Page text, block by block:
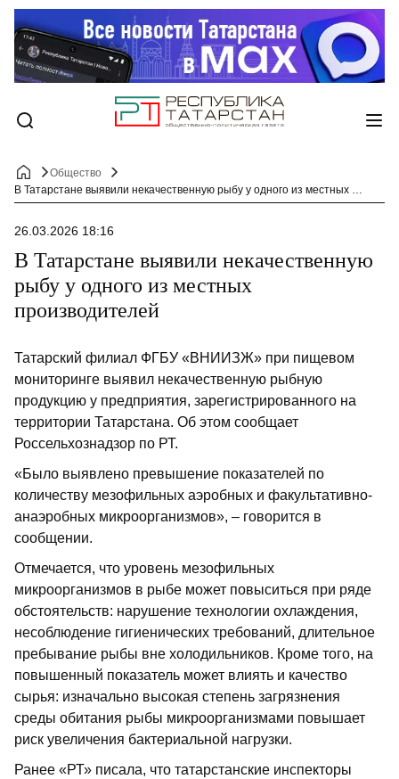
Общество
В Татарстане выявили некачественную рыбу у одного из местных производителей
26.03.2026 18:16
В Татарстане выявили некачественную
рыбу у одного из местных
производителей
Татарский филиал ФГБУ «ВНИИЗЖ» при пищевом
мониторинге выявил некачественную рыбную
продукцию у предприятия, зарегистрированного на
территории Татарстана. Об этом сообщает
Россельхознадзор по РТ.
«Было выявлено превышение показателей по
количеству мезофильных аэробных и факультативно-
анаэробных микроорганизмов», – говорится в
сообщении.
Отмечается, что уровень мезофильных
микроорганизмов в рыбе может повыситься при ряде
обстоятельств: нарушение технологии охлаждения,
несоблюдение гигиенических требований, длительное
пребывание рыбы вне холодильников. Кроме того, на
повышенный показатель может влиять и качество
сырья: изначально высокая степень загрязнения
среды обитания рыбы микроорганизмами повышает
риск увеличения бактериальной нагрузки.
Ранее «РТ» писала, что татарстанские инспекторы